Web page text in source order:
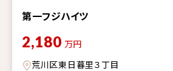
第一フジハイツ
2,180 万円
荒川区東日暮里３丁目